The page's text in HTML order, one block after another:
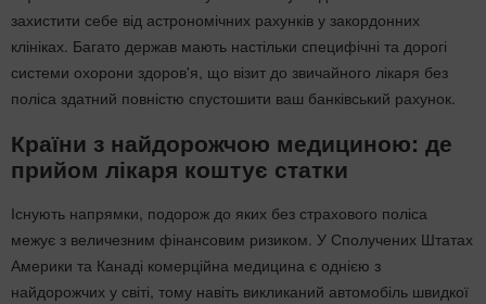
захистити себе від астрономічних рахунків у закордонних
клініках. Багато держав мають настільки специфічні та дорогі
системи охорони здоров'я, що візит до звичайного лікаря без
поліса здатний повністю спустошити ваш банківський рахунок.
Країни з найдорожчою медициною: де
прийом лікаря коштує статки
Існують напрямки, подорож до яких без страхового поліса
межує з величезним фінансовим ризиком. У Сполучених Штатах
Америки та Канаді комерційна медицина є однією з
найдорожчих у світі, тому навіть викликаний автомобіль швидкої